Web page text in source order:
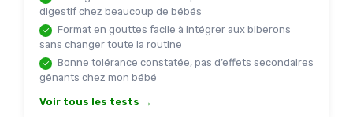
digestif chez beaucoup de bébés
Format en gouttes facile à intégrer aux biberons
sans changer toute la routine
Bonne tolérance constatée, pas d’effets secondaires
gênants chez mon bébé
Voir tous les tests →